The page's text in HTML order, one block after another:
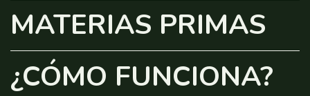
MATERIAS PRIMAS
¿CÓMO FUNCIONA?